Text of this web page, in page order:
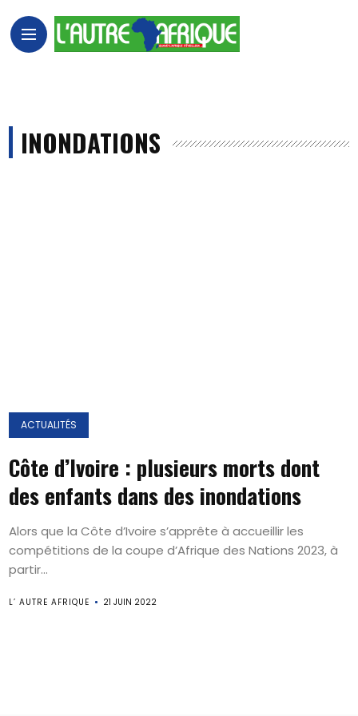
INONDATIONS
ACTUALITÉS
Côte d’Ivoire : plusieurs morts dont
des enfants dans des inondations
Alors que la Côte d’Ivoire s’apprête à accueillir les
compétitions de la coupe d’Afrique des Nations 2023, à
partir...
L’ AUTRE AFRIQUE 21 JUIN 2022